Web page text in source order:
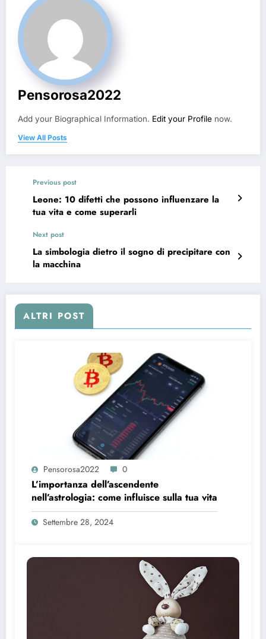
Pensorosa2022
Add your Biographical Information. Edit your Profile now.
View All Posts
Previous post
Leone: 10 difetti che possono influenzare la
tua vita e come superarli
Next post
La simbologia dietro il sogno di precipitare con
la macchina
ALTRI POST
Pensorosa2022 0
L’importanza dell’ascendente
nell’astrologia: come influisce sulla tua vita
Settembre 28, 2024